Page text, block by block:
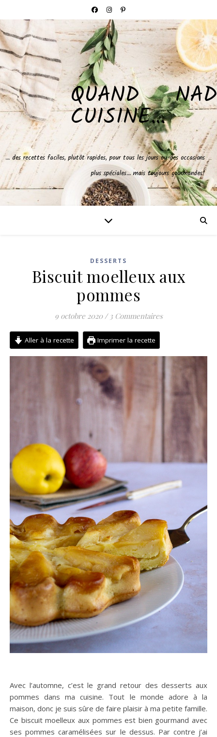
QUAND NAD
CUISINE…
… des recettes faciles, plutôt rapides, pour tous les jours ou des occasions
plus spéciales… mais toujours gourmandes!
DESSERTS
Biscuit moelleux aux
pommes
9 octobre 2020 / 3 Commentaires
Aller à la recette Imprimer la recette
Avec l’automne, c’est le grand retour des desserts aux
pommes dans ma cuisine. Tout le monde adore à la
maison, donc je suis sûre de faire plaisir à ma petite famille.
Ce biscuit moelleux aux pommes est bien gourmand avec
ses pommes caramélisées sur le dessus. Par contre j’ai